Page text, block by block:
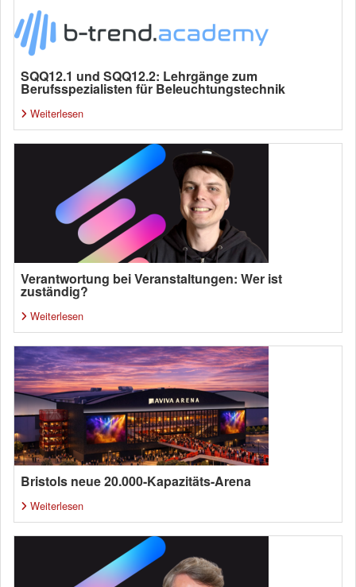
SQQ12.1 und SQQ12.2: Lehrgänge zum
Berufsspezialisten für Beleuchtungstechnik
Weiterlesen
Verantwortung bei Veranstaltungen: Wer ist
zuständig?
Weiterlesen
Bristols neue 20.000-Kapazitäts-Arena
Weiterlesen